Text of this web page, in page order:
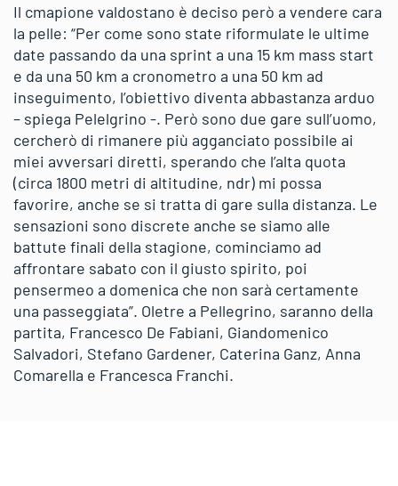
Il cmapione valdostano è deciso però a vendere cara
la pelle: “Per come sono state riformulate le ultime
date passando da una sprint a una 15 km mass start
e da una 50 km a cronometro a una 50 km ad
inseguimento, l’obiettivo diventa abbastanza arduo
– spiega Pelelgrino -. Però sono due gare sull’uomo,
cercherò di rimanere più agganciato possibile ai
miei avversari diretti, sperando che l’alta quota
(circa 1800 metri di altitudine, ndr) mi possa
favorire, anche se si tratta di gare sulla distanza. Le
sensazioni sono discrete anche se siamo alle
battute finali della stagione, cominciamo ad
affrontare sabato con il giusto spirito, poi
pensermeo a domenica che non sarà certamente
una passeggiata”. Oletre a Pellegrino, saranno della
partita, Francesco De Fabiani, Giandomenico
Salvadori, Stefano Gardener, Caterina Ganz, Anna
Comarella e Francesca Franchi.